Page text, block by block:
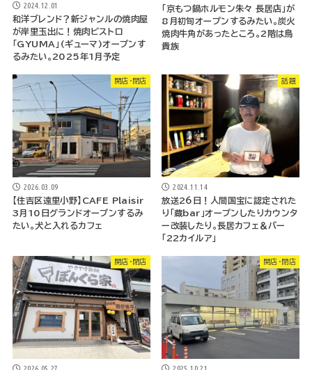
2024.12.01
和洋ブレンド？新ジャンルの焼肉屋
が岸里玉出に！焼肉ビストロ
「GYUMA」(ギューマ)オープンす
るみたい。2025年1月予定
「京もつ鍋ホルモン朱々 長居店」が
8月初旬オープンするみたい。炭火
焼肉牛角があったところ。2階は鳥
貴族
開店・閉店
2026.03.09
【住吉区遠里小野】CAFE Plaisir
3月10日グランドオープンするみ
たい。犬と入れるカフェ
話題
2024.11.14
放送26日！人間国宝に認定された
り「蔵bar」オープンしたりカウンタ
ー改装したり。長居カフェ＆バー
「22カイルア」
開店・閉店 開店・閉店